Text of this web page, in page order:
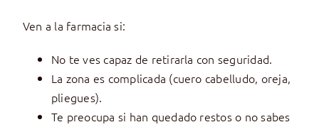
Ven a la farmacia si:
No te ves capaz de retirarla con seguridad.
La zona es complicada (cuero cabelludo, oreja,
pliegues).
Te preocupa si han quedado restos o no sabes